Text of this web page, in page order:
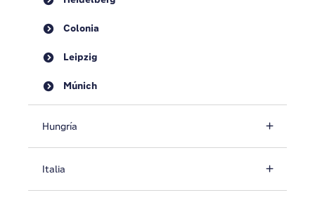
Colonia
Leipzig
Múnich
Hungría
Italia